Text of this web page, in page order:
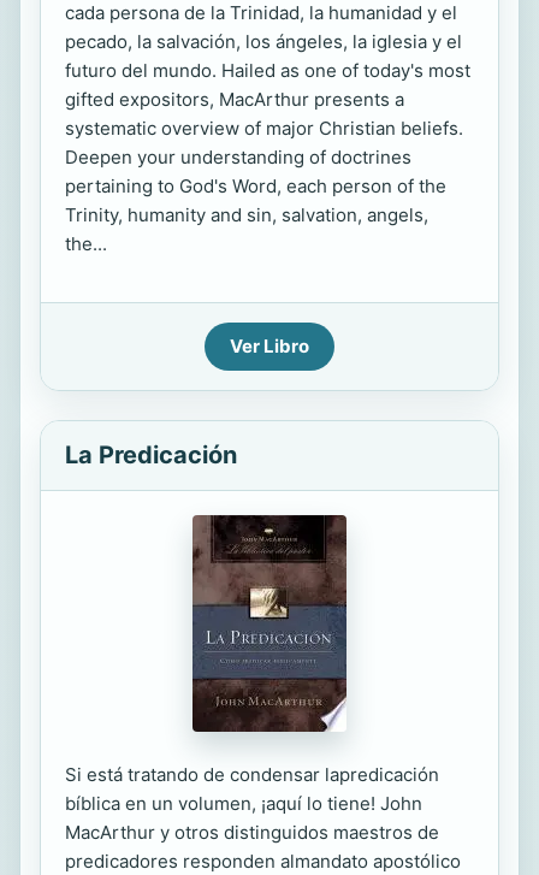
cada persona de la Trinidad, la humanidad y el
pecado, la salvación, los ángeles, la iglesia y el
futuro del mundo. Hailed as one of today's most
gifted expositors, MacArthur presents a
systematic overview of major Christian beliefs.
Deepen your understanding of doctrines
pertaining to God's Word, each person of the
Trinity, humanity and sin, salvation, angels,
the...
Ver Libro
La Predicación
Si está tratando de condensar lapredicación
bíblica en un volumen, ¡aquí lo tiene! John
MacArthur y otros distinguidos maestros de
predicadores responden almandato apostólico